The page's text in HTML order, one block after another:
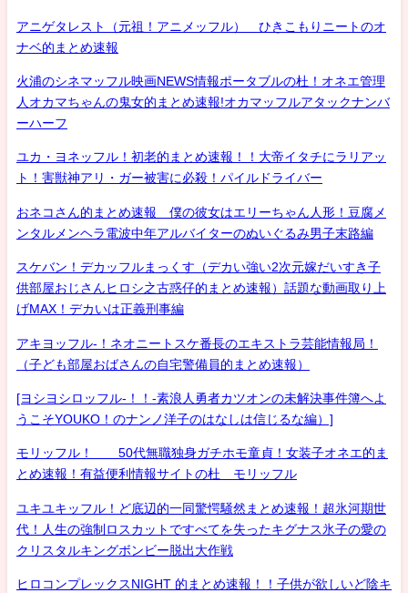
アニゲタレスト（元祖！アニメッフル） ひきこもりニートのオ
ナベ的まとめ速報
火浦のシネマッフル映画NEWS情報ポータブルの杜！オネエ管理
人オカマちゃんの鬼女的まとめ速報!オカマッフルアタックナンバ
ーハーフ
ユカ・ヨネッフル！初老的まとめ速報！！大帝イタチにラリアッ
ト！害獣神アリ・ガー被害に必殺！パイルドライバー
おネコさん的まとめ速報 僕の彼女はエリーちゃん人形！豆腐メ
ンタルメンヘラ電波中年アルバイターのぬいぐるみ男子末路編
スケバン！デカッフルまっくす（デカい強い2次元嫁だいすき子
供部屋おじさんヒロシ之古惑仔的まとめ速報）話題な動画取り上
げMAX！デカいは正義刑事編
アキヨッフル-！ネオニートスケ番長のエキストラ芸能情報局！
（子ども部屋おばさんの自宅警備員的まとめ速報）
[ヨシヨシロッフル-！！-素浪人勇者カツオンの未解決事件簿へよ
うこそYOUKO！のナンノ洋子のはなしは信じるな編）]
モリッフル！ 50代無職独身ガチホモ童貞！女装子オネエ的ま
とめ速報！有益便利情報サイトの杜 モリッフル
ユキユキッフル！ど底辺的一同驚愕騒然まとめ速報！超氷河期世
代！人生の強制ロスカットですべてを失ったキグナス氷子の愛の
クリスタルキングボンビー脱出大作戦
ヒロコンプレックスNIGHT 的まとめ速報！！子供が欲しいど陰キ